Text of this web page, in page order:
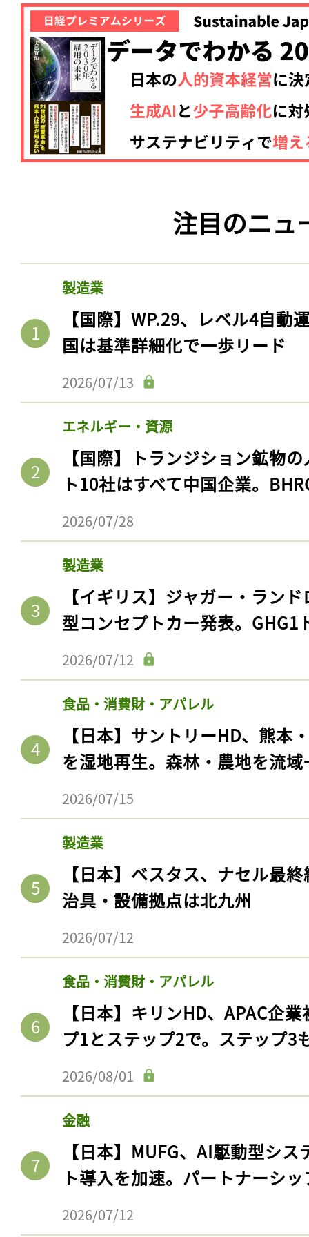
注目のニュ
製造業
【国際】WP.29、レベル4自動
国は基準詳細化で一歩リード
2026/07/13
エネルギー・資源
【国際】トランジション鉱物
ト10社はすべて中国企業。
2026/07/28
製造業
【イギリス】ジャガー・ラン
型コンセプトカー発表。GHG1
2026/07/12
食品・消費財・アパレル
【日本】サントリーHD、熊本
を湿地再生。森林・農地を流
2026/07/15
製造業
【日本】ベスタス、ナセル最
治具・設備拠点は北九州
2026/07/12
食品・消費財・アパレル
【日本】キリンHD、APAC企
プ1とステップ2で。ステップ3
2026/08/01
金融
【日本】MUFG、AI駆動型シ
ト導入を加速。パートナーシ
2026/07/12
記事をお気に入りに
ログインが必